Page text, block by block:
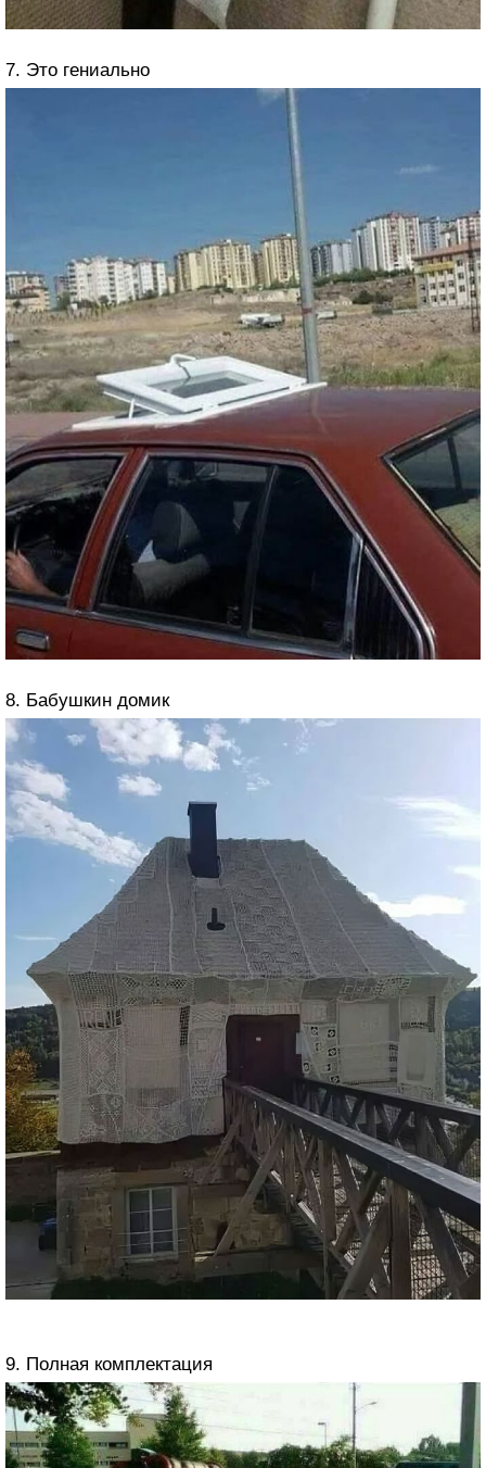
7. Это гениально
8. Бабушкин домик
9. Полная комплектация